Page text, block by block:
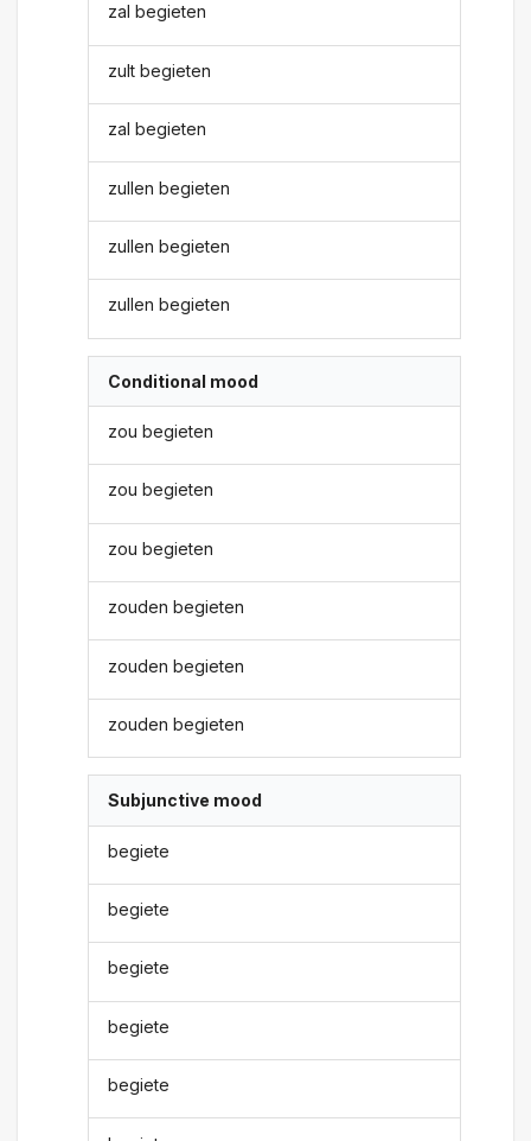
zal begieten
zult begieten
zal begieten
zullen begieten
zullen begieten
zullen begieten
Conditional mood
zou begieten
zou begieten
zou begieten
zouden begieten
zouden begieten
zouden begieten
Subjunctive mood
begiete
begiete
begiete
begiete
begiete